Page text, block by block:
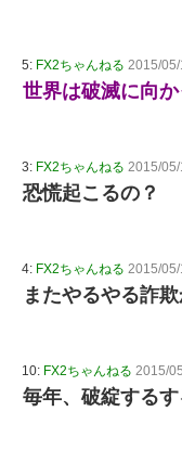
5: FX2ちゃんねる 2015/
世界は破滅に向
3: FX2ちゃんねる 2015/
恐慌起こるの？
4: FX2ちゃんねる 2015/
またやるやる詐欺
10: FX2ちゃんねる 2015/
毎年、破綻する